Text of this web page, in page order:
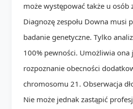
może występować także u osób
Diagnozę zespołu Downa musi
badanie genetyczne. Tylko
100% pewności. Umożliwia ona
rozpoznanie obecności
chromosomu 21. Obserwacja
Nie może jednak zastąpić